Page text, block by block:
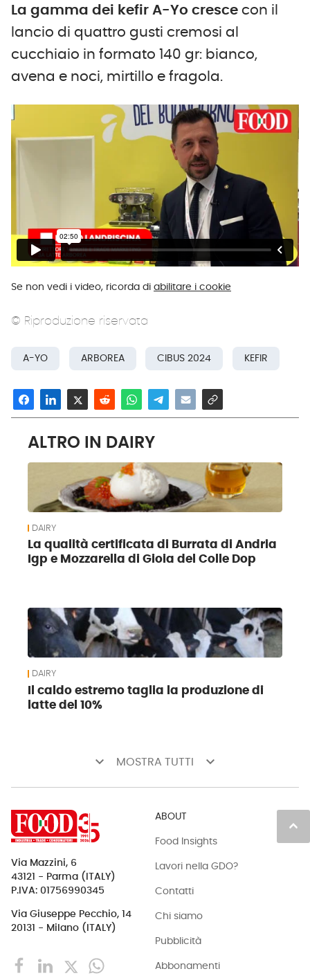
La gamma dei kefir A-Yo cresce con il
lancio di quattro gusti cremosi al
cucchiaio in formato 140 gr: bianco,
avena e noci, mirtillo e fragola.
Se non vedi i video, ricorda di abilitare i cookie
© Riproduzione riservata
A-YO ARBOREA CIBUS 2024 KEFIR
ALTRO IN DAIRY
DAIRY
La qualità certificata di Burrata di Andria
Igp e Mozzarella di Gioia del Colle Dop
DAIRY
Il caldo estremo taglia la produzione di
latte del 10%
keyboard_arrow_down MOSTRA TUTTI keyboard_arrow_down
keyboard_arrow_up
Via Mazzini, 6
43121 - Parma (ITALY)
P.IVA: 01756990345
Via Giuseppe Pecchio, 14
20131 - Milano (ITALY)
ABOUT
Food Insights
Lavori nella GDO?
Contatti
Chi siamo
Pubblicità
Abbonamenti